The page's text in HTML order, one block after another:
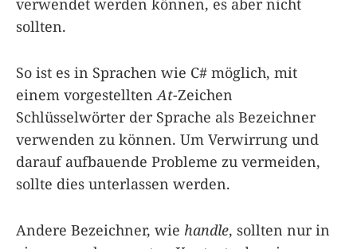
verwendet werden können, es aber nicht
sollten.
So ist es in Sprachen wie C# möglich, mit
einem vorgestelltenAt-Zeichen
Schlüsselwörter der Sprache als Bezeichner
verwenden zu können. Um Verwirrung und
darauf aufbauende Probleme zu vermeiden,
sollte dies unterlassen werden.
Andere Bezeichner, wie handle, sollten nur in